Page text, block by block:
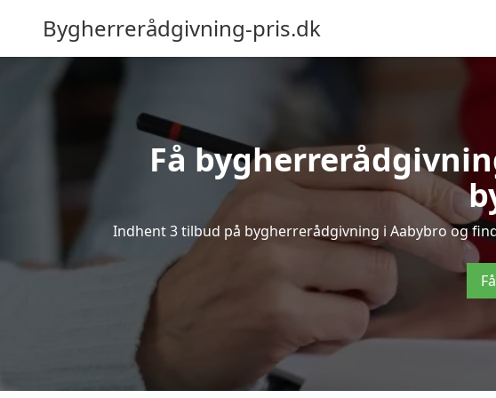
Bygherrerådgivning-pris.dk
Få
Indhent 3 tilbud på bygherrerådgivning i Aabybro og